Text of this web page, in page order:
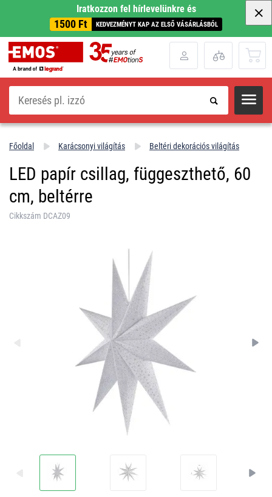
Iratkozzon fel hírlevelünkre és
1500 Ft KEDVEZMÉNYT KAP AZ ELSŐ VÁSÁRLÁSBÓL
Keresés
Főoldal Karácsonyi világítás Beltéri dekorációs világítás
LED papír csillag, függeszthető, 60
cm, beltérre
Cikkszám DCAZ09